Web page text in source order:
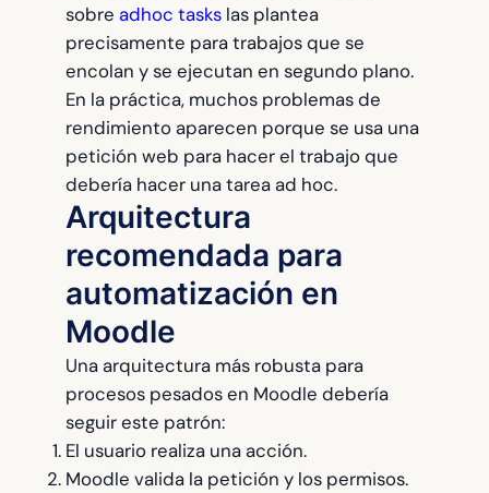
sobre adhoc taskslas plantea
precisamente para trabajos que se
encolan y se ejecutan en segundo plano.
En la práctica, muchos problemas de
rendimiento aparecen porque se usa una
petición web para hacer el trabajo que
debería hacer una tarea ad hoc.
Arquitectura
recomendada para
automatización en
Moodle
Una arquitectura más robusta para
procesos pesados en Moodle debería
seguir este patrón:
El usuario realiza una acción.
Moodle valida la petición y los permisos.